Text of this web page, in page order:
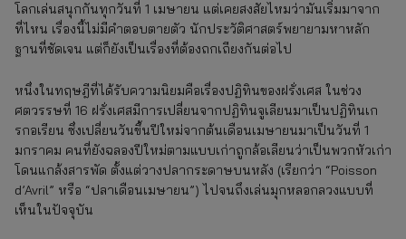
โลกเล่นสนุกกันทุกวันที่ 1 เมษายน แต่เคยสงสัยไหมว่ามันเริ่มมาจาก
ที่ไหน เรื่องนี้ไม่มีคำตอบตายตัว นักประวัติศาสตร์พยายามหาหลัก
ฐานที่ชัดเจน แต่ก็ยังเป็นเรื่องที่ต้องถกเถียงกันต่อไป
หนึ่งในทฤษฎีที่ได้รับความนิยมคือเรื่องปฏิทินของฝรั่งเศส ในช่วง
ศตวรรษที่ 16 ฝรั่งเศสมีการเปลี่ยนจากปฏิทินจูเลียนมาเป็นปฏิทินเก
รกอเรียน ซึ่งเปลี่ยนวันขึ้นปีใหม่จากต้นเดือนเมษายนมาเป็นวันที่ 1
มกราคม คนที่ยังฉลองปีใหม่ตามแบบเก่าถูกล้อเลียนว่าเป็นพวกหัวเก่า
โดนแกล้งสารพัด ตั้งแต่วางปลากระดาษบนหลัง (เรียกว่า “Poisson
d’Avril” หรือ “ปลาเดือนเมษายน”) ไปจนถึงเล่นมุกหลอกลวงแบบที่
เห็นในปัจจุบัน